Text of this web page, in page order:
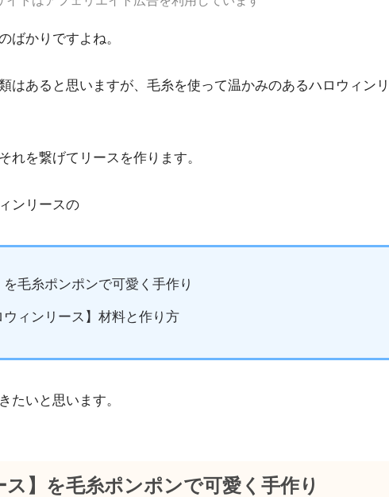
ばかりですよね。
はあると思いますが、毛糸を使って温かみのあるハロウィンリ
れを繋げてリースを作ります。
ンリースの
を毛糸ポンポンで可愛く手作り
ィンリース】材料と作り方
たいと思います。
ス】を毛糸ポンポンで可愛く手作り